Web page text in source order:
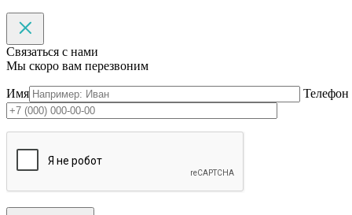
Связаться с нами
Мы скоро вам перезвоним
Имя Телефон